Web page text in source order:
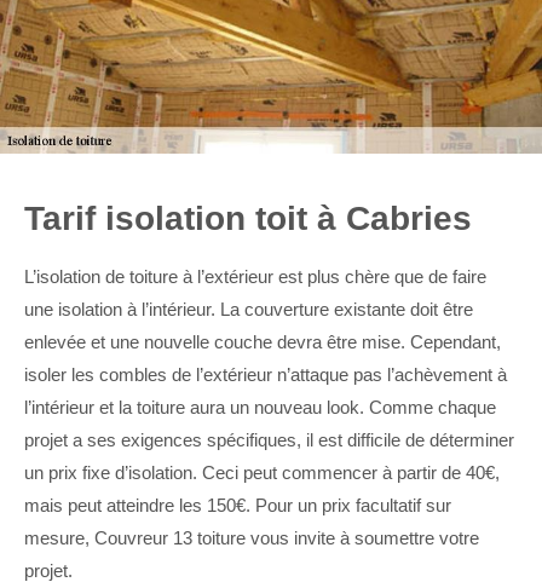
Tarif isolation toit à Cabries
L’isolation de toiture à l’extérieur est plus chère que de faire
une isolation à l’intérieur. La couverture existante doit être
enlevée et une nouvelle couche devra être mise. Cependant,
isoler les combles de l’extérieur n’attaque pas l’achèvement à
l’intérieur et la toiture aura un nouveau look. Comme chaque
projet a ses exigences spécifiques, il est difficile de déterminer
un prix fixe d’isolation. Ceci peut commencer à partir de 40€,
mais peut atteindre les 150€. Pour un prix facultatif sur
mesure, Couvreur 13 toiture vous invite à soumettre votre
projet.